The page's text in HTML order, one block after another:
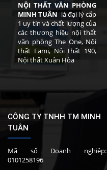
NỘI THẤT VĂN PHÒNG
MINH TUÂN là đại lý cấp
1 uy tín và chất lượng của
các thương hiệu nội thất
văn phòng The One, Nội
thất Fami, Nội thất 190,
Nội thất Xuân Hòa
CÔNG TY TNHH TM MINH
TUÂN
Mã số Doanh nghiệp:
0101258196